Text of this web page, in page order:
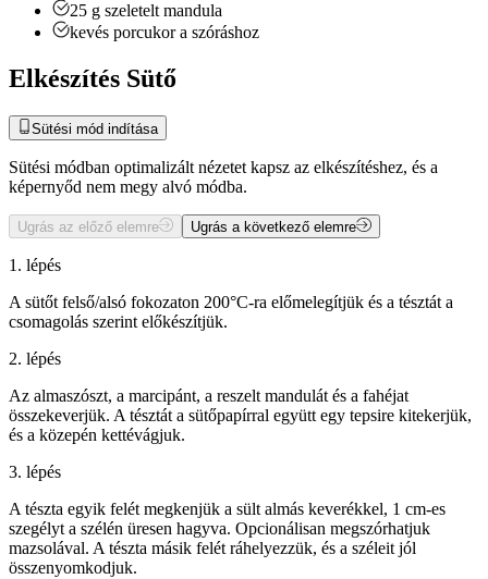
25 g szeletelt mandula
kevés porcukor a szóráshoz
Elkészítés Sütő
Sütési mód indítása
Sütési módban optimalizált nézetet kapsz az elkészítéshez, és a
képernyőd nem megy alvó módba.
Ugrás az előző elemre Ugrás a következő elemre
1. lépés
A sütőt felső/alsó fokozaton 200°C-ra előmelegítjük és a tésztát a
csomagolás szerint előkészítjük.
2. lépés
Az almaszószt, a marcipánt, a reszelt mandulát és a fahéjat
összekeverjük. A tésztát a sütőpapírral együtt egy tepsire kitekerjük,
és a közepén kettévágjuk.
3. lépés
A tészta egyik felét megkenjük a sült almás keverékkel, 1 cm-es
szegélyt a szélén üresen hagyva. Opcionálisan megszórhatjuk
mazsolával. A tészta másik felét ráhelyezzük, és a széleit jól
összenyomkodjuk.